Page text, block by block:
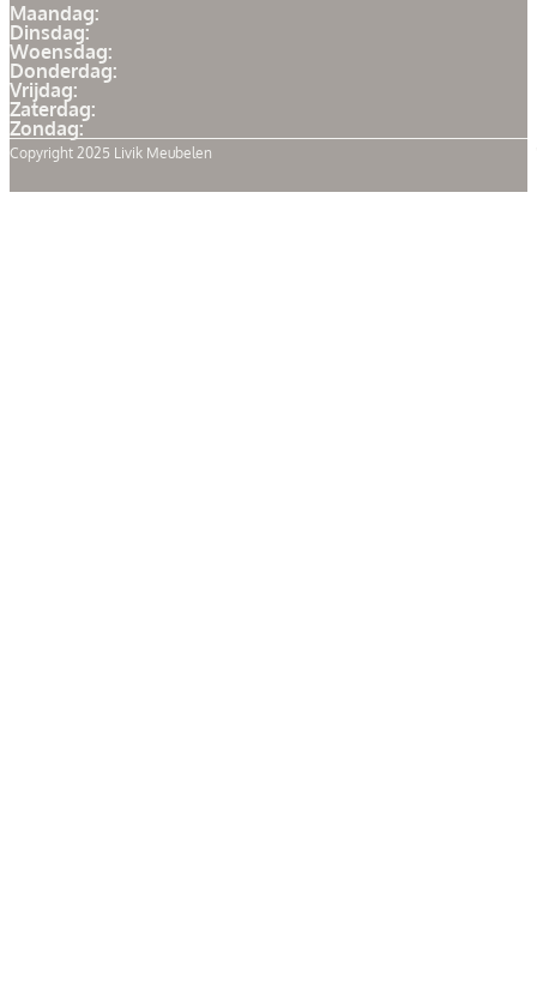
Maandag:
Dinsdag:
Woensdag:
Donderdag:
Vrijdag:
Zaterdag:
Zondag:
Copyright 2025 Livik Meubelen